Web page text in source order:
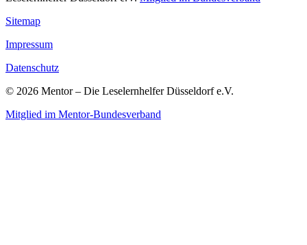
Sitemap
Impressum
Datenschutz
© 2026 Mentor – Die Leselernhelfer Düsseldorf e.V.
Mitglied im Mentor-Bundesverband